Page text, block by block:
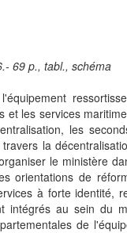
69 p., tabl., schéma
et les services
les
la
le ministère
orientations de
à forte identité,
intégrés au sein du
de